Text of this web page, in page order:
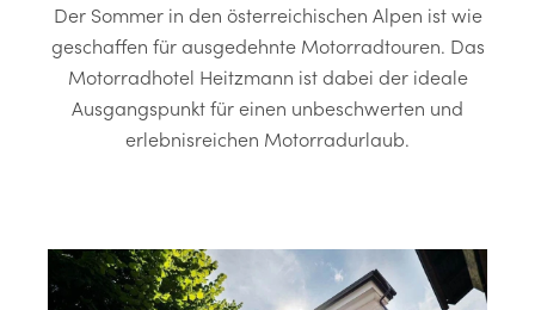
Der Sommer in den österreichischen Alpen ist wie
geschaffen für ausgedehnte Motorradtouren. Das
Motorradhotel Heitzmann ist dabei der ideale
Ausgangspunkt für einen unbeschwerten und
erlebnisreichen Motorradurlaub.